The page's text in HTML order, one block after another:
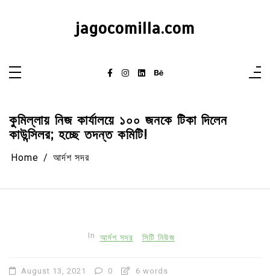
jagocomilla.com
কুমিল্লায় নিজ কার্যালয়ে ১০০ জনকে টিকা দিলেন
কাউন্সিলর; হচ্ছে তদন্ত কমিটি!
Home আর্দশ সদর
In আর্দশ সদর সিটি নিউজ
August 13, 2021 0 6 words